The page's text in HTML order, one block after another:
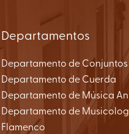
Departamentos
Departamento de Conjuntos
Departamento de Cuerda
Departamento de Música
Departamento de
Flamenco